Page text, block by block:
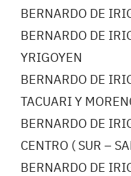
BERNARDO DE
BERNARDO DE
YRIGOYEN
BERNARDO DE
TACUARI Y
BERNARDO DE
CENTRO ( SUR –
BERNARDO DE